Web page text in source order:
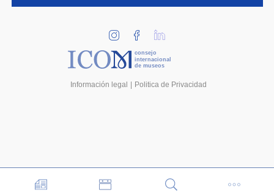
consejo
internacional
de museos
Información legal Politica de Privacidad